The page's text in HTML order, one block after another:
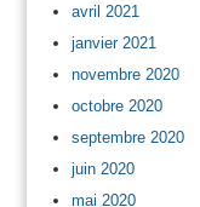
avril 2021
janvier 2021
novembre 2020
octobre 2020
septembre 2020
juin 2020
mai 2020